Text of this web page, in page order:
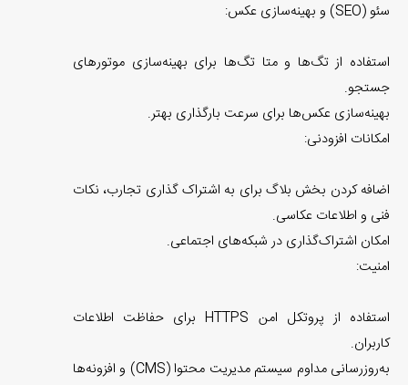
سئو (SEO) و بهینه‌سازی عکس:
استفاده از تگ‌ها و متا تگ‌ها برای بهینه‌سازی موتورهای
جستجو.
بهینه‌سازی عکس‌ها برای سرعت بارگذاری بهتر.
امکانات افزودنی:
اضافه کردن بخش بلاگ برای به اشتراک گذاری تجارب، نکات
فنی و اطلاعات عکاسی.
امکان اشتراک‌گذاری در شبکه‌های اجتماعی.
امنیت:
استفاده از پروتکل امن HTTPS برای حفاظت اطلاعات
کاربران.
به‌روزرسانی مداوم سیستم مدیریت محتوا (CMS) و افزونه‌ها